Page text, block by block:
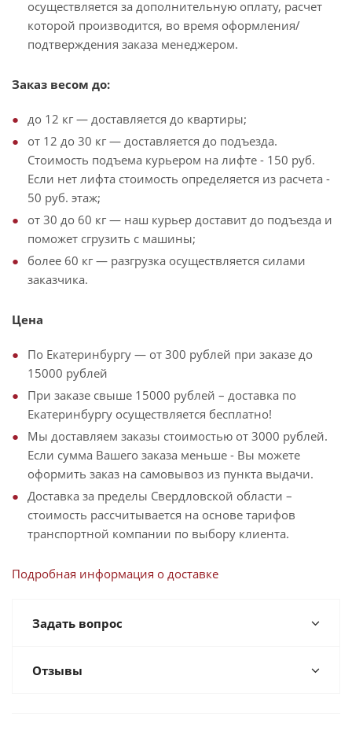
осуществляется за дополнительную оплату, расчет
которой производится, во время оформления/
подтверждения заказа менеджером.
Заказ весом до:
до 12 кг — доставляется до квартиры;
от 12 до 30 кг — доставляется до подъезда.
Стоимость подъема курьером на лифте - 150 руб.
Если нет лифта стоимость определяется из расчета -
50 руб. этаж;
от 30 до 60 кг — наш курьер доставит до подъезда и
поможет сгрузить с машины;
более 60 кг — разгрузка осуществляется силами
заказчика.
Цена
По Екатеринбургу — от 300 рублей при заказе до
15000 рублей
При заказе свыше 15000 рублей – доставка по
Екатеринбургу осуществляется бесплатно!
Мы доставляем заказы стоимостью от 3000 рублей.
Если сумма Вашего заказа меньше - Вы можете
оформить заказ на самовывоз из пункта выдачи.
Доставка за пределы Свердловской области –
стоимость рассчитывается на основе тарифов
транспортной компании по выбору клиента.
Подробная информация о доставке
Задать вопрос
Отзывы